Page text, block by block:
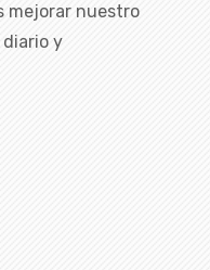
mejorar nuestro
y